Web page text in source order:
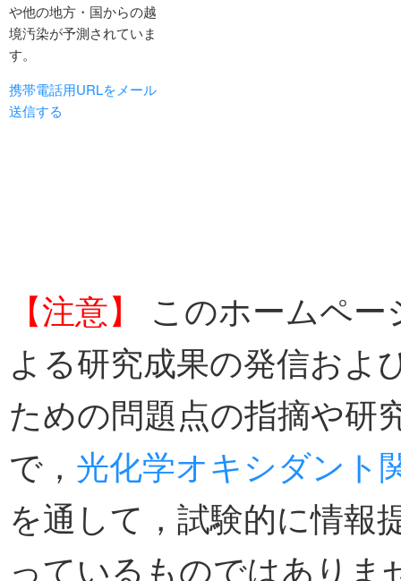
や他の地方・国からの越
境汚染が予測されていま
す。
携帯電話用URLをメール
送信する
【注意】
このホームペー
よる研究成果の発信およ
ための問題点の指摘や研
で， 光化学オキシダント
を通して，試験的に情報
っているものではあり